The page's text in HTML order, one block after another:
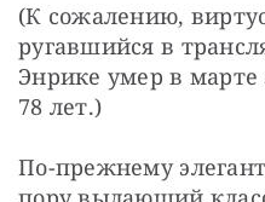
(К сожалению,
ругавшийся в
Энрике умер в марте
78 лет.)
По-прежнему